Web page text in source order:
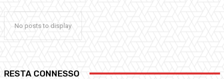
No posts to display
RESTA CONNESSO